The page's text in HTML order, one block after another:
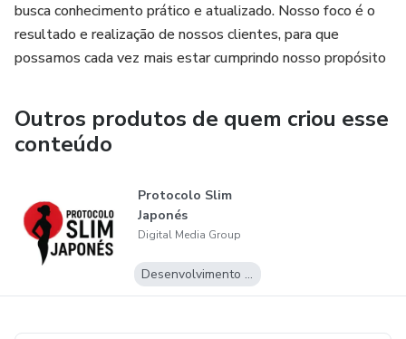
busca conhecimento prático e atualizado. Nosso foco é o
resultado e realização de nossos clientes, para que
possamos cada vez mais estar cumprindo nosso propósito
Outros produtos de quem criou esse
conteúdo
Protocolo Slim
Japonés
Digital Media Group
Desenvolvimento Pessoal